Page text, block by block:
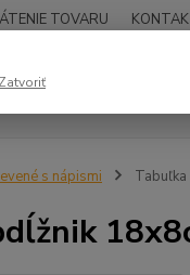
TOVARU
Hľadať
s nápismi
Zatvoriť